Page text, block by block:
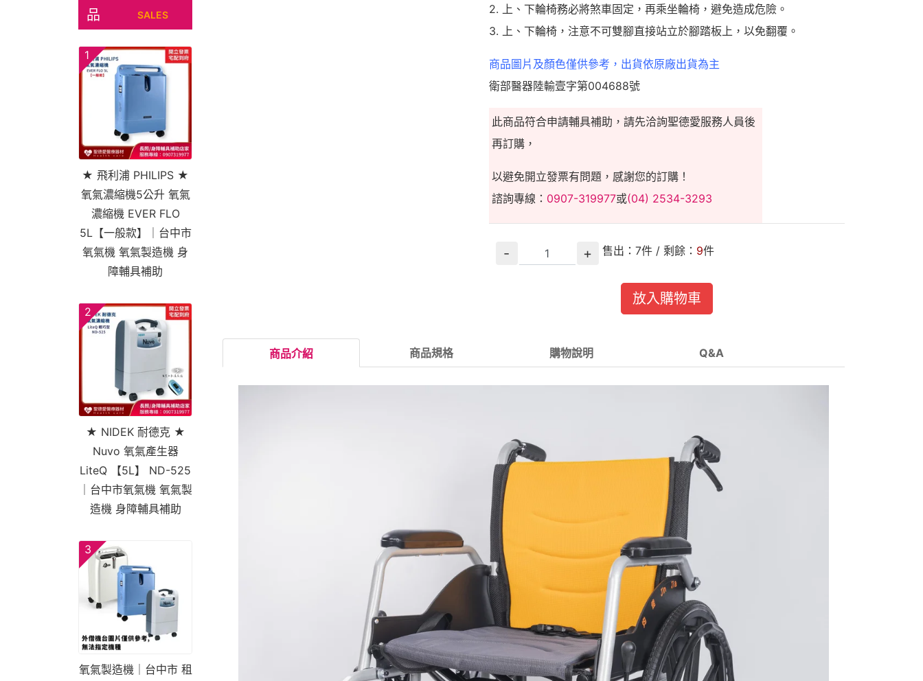
品
SALES
1
★ 飛利浦 PHILIPS ★
氧氣濃縮機5公升 氧氣
濃縮機 EVER FLO
5L【一般款】｜台中市
氧氣機 氧氣製造機 身
障輔具補助
2
★ NIDEK 耐德克 ★
Nuvo 氧氣產生器
LiteQ 【5L】 ND-525
｜台中市氧氣機 氧氣製
造機 身障輔具補助
3
氧氣製造機｜台中市 租
2. 上、下輪椅務必將煞車固定，再乘坐輪椅，避免造成危險。
3. 上、下輪椅，注意不可雙腳直接站立於腳踏板上，以免翻覆。
商品圖片及顏色僅供參考，出貨依原廠出貨為主
衛部醫器陸輸壹字第004688號
此商品符合申請輔具補助，請先洽詢聖德愛服務人員後
再訂購，
以避免開立發票有問題，感謝您的訂購！
諮詢專線： 0907-319977或(04) 2534-3293
- + 售出： 7件 / 剩餘： 9件
放入購物車
商品介紹 商品規格 購物說明 Q&A